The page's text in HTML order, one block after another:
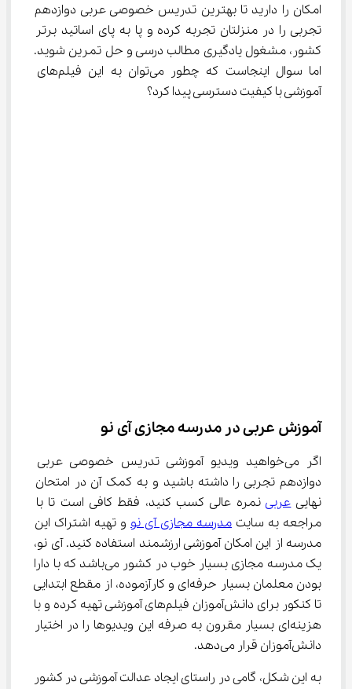
امکان را دارید تا بهترین تدریس خصوصی عربی دوازدهم
تجربی را در منزلتان تجربه کرده و پا به پای اساتید برتر
کشور، مشغول یادگیری مطالب درسی و حل تمرین شوید.
اما سوال اینجاست که چطور می‌توان به این فیلم‌های
آموزشی با کیفیت دسترسی پیدا کرد؟
آموزش عربی در مدرسه مجازی آی نو
اگر می‌خواهید ویدیو آموزشی تدریس خصوصی عربی
دوازدهم تجربی را داشته باشید و به کمک آن در امتحان
نهایی عربی نمره عالی کسب کنید، فقط کافی است تا با
مراجعه به سایت مدرسه مجازی آی نو و تهیه اشتراک این
مدرسه از این امکان آموزشی ارزشمند استفاده کنید. آی نو،
یک مدرسه مجازی بسیار خوب در کشور می‌باشد که با دارا
بودن معلمان بسیار حرفه‌ای و کارآزموده، از مقطع ابتدایی
تا کنکور برای دانش‌آموزان فیلم‌های آموزشی تهیه کرده و با
هزینه‌ای بسیار مقرون به صرفه این ویدیوها را در اختیار
دانش‌آموزان قرار می‌دهد.
به این شکل، گامی در راستای ایجاد عدالت آموزشی در کشور